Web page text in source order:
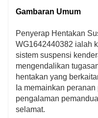
4. Kestabilan
berkesan dari
meningkatkan
Ini penting untuk
terutamanya semasa
brek.
5. Keserasian dan
Kejutan Suspensi
bentuk supaya sangat
Gambaran Umum
Penyerap Hentakan
WG1642440382 ialah
sistem suspensi
mengendalikan
hentakan yang
Ia memainkan
pengalaman
selamat.